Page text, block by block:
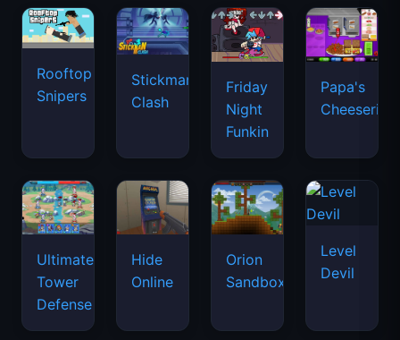
Rooftop
Snipers
Stickman
Clash
Friday
Night
Funkin
Papa's
Cheeseria
Ultimate
Tower
Defense
Hide
Online
Orion
Sandbox
Level
Devil